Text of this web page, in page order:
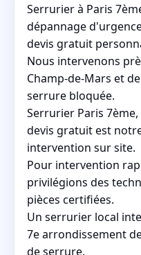
Serrurier à Paris
dépannage
devis gratuit
Nous intervenons
Champ-de-Mars et
serrure bloquée.
Serrurier Paris
devis gratuit est
intervention sur site.
Pour intervention
privilégions des
pièces certifiées.
Un serrurier local
7e arrondissement
de serrure.